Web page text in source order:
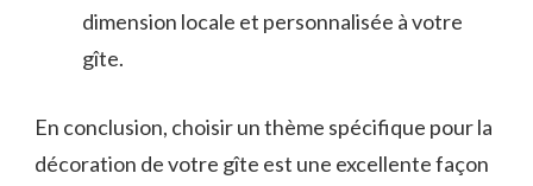
dimension locale et personnalisée à votre
gîte.
En conclusion,​ choisir un thème spécifique ⁣pour la
décoration de votre ‌gîte ⁢est une excellente façon